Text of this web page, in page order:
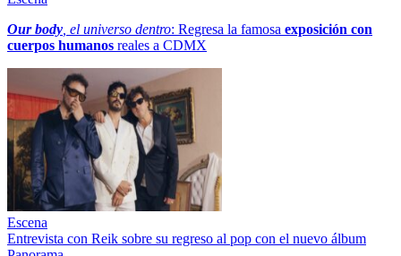
Our body , el universo dentro: Regresa la famosa exposición con
cuerpos humanos reales a CDMX
Escena
Entrevista con Reik sobre su regreso al pop con el nuevo álbum